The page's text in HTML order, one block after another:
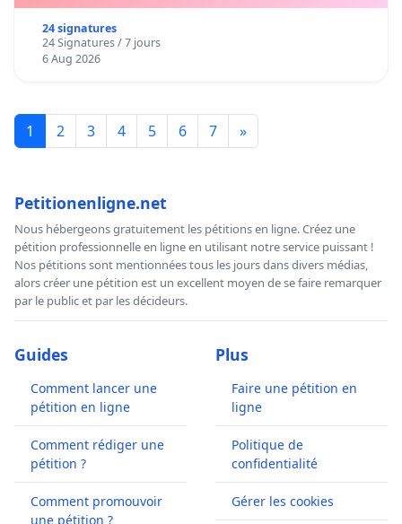
24 signatures
24 Signatures / 7 jours
6 Aug 2026
1 2 3 4 5 6 7 »
Petitionenligne.net
Nous hébergeons gratuitement les pétitions en ligne. Créez une
pétition professionnelle en ligne en utilisant notre service puissant !
Nos pétitions sont mentionnées tous les jours dans divers médias,
alors créer une pétition est un excellent moyen de se faire remarquer
par le public et par les décideurs.
Guides
Comment lancer une
pétition en ligne
Comment rédiger une
pétition ?
Comment promouvoir
une pétition ?
Plus
Faire une pétition en
ligne
Politique de
confidentialité
Gérer les cookies